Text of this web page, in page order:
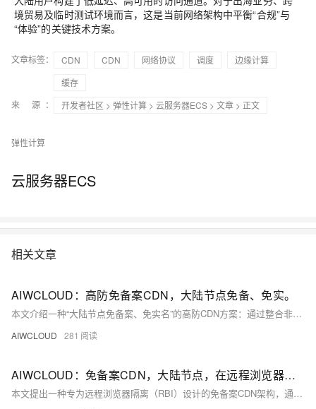
境贸易及临时测试环境而言，这是当前网络架构中平衡“合规”与
“体验”的关键技术方案。
文章标签： CDN CDN 网络协议 调度
边缘计算
缓存
来 源：
开发者社区 > 弹性计算 > 云服务器ECS > 文章 > 正文
弹性计算
云服务器ECS
相关文章
AIWCLOUD：高防免备案CDN，大陆节点免备、免实。
本文介绍一种“大陆节点免备案、免实名”的高防CDN方案：通过整合非经营性IDC带宽、传输层协议伪装（如端口复用、流量特征抹平），结合硬件指纹零信任准入、边缘动态缓存与TLS加速，实现合规、隐匿、高性能的大陆访问加速。
AIWCLOUD 281
AIWCLOUD：免备案CDN，大陆节点，在远程浏览器隔离（RBI）场景下
本文提出一种专为远程浏览器隔离（RBI）设计的免备案CDN架构，通过QUIC多路复用、矢量绘制指令边缘缓存与差分压缩、JWT令牌及设备指纹边缘验证、mTLS加密与DLP过滤，解决跨境RBI卡顿与安全矛盾，在未备案前提下构建低延迟、高安全的“云端浏览通道”。